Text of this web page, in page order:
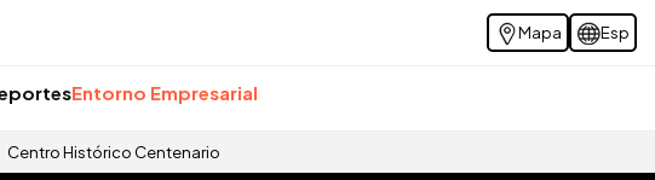
Mapa Esp
Entorno Empresarial
Centro Histórico Centenario